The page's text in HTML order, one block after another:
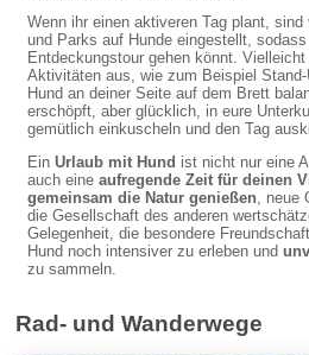
Wenn ihr einen aktiveren Tag plant,
und Parks auf Hunde eingestellt,
Entdeckungstour gehen könnt.
Aktivitäten aus, wie zum Beispiel
Hund an deiner Seite auf dem Brett
erschöpft, aber glücklich, in eure
gemütlich einkuscheln und den Tag
EinUrlaub mit Hund ist nicht nur eine
auch eineaufregende Zeit für deinen
gemeinsam die Natur genießen ,
die Gesellschaft des anderen
Gelegenheit, die besondere
Hund noch intensiver zu erleben und
zu sammeln.
Rad- und Wanderwege